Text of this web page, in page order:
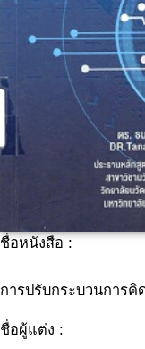
ชื่อหนังสือ :
การปรับกระบวนการ
ชื่อผู้แต่ง :